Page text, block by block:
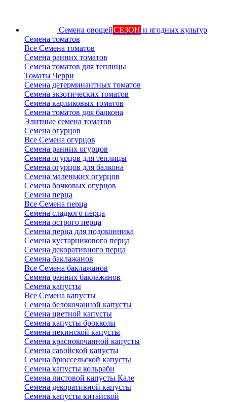
Семена овощейСЕЗОН и ягодных культур
Семена томатов
Все Семена томатов
Семена ранних томатов
Семена томатов для теплицы
Томаты Черри
Семена детерминантных томатов
Семена экзотических томатов
Семена карликовых томатов
Семена томатов для балкона
Элитные семена томатов
Семена огурцов
Все Семена огурцов
Семена ранних огурцов
Семена огурцов для теплицы
Семена огурцов для балкона
Семена маленьких огурцов
Семена бочковых огурцов
Семена перца
Все Семена перца
Семена сладкого перца
Семена острого перца
Семена перца для подоконника
Семена кустарникового перца
Семена декоративного перца
Семена баклажанов
Все Семена баклажанов
Семена ранних баклажанов
Семена капусты
Все Семена капусты
Семена белокочанной капусты
Семена цветной капусты
Семена капусты брокколи
Семена пекинской капусты
Семена краснокочанной капусты
Семена савойской капусты
Семена брюссельской капусты
Семена капусты кольраби
Семена листовой капусты Кале
Семена декоративной капусты
Семена капусты китайской